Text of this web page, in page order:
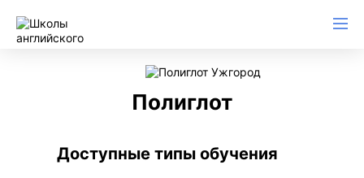
Полиглот
Доступные типы обучения